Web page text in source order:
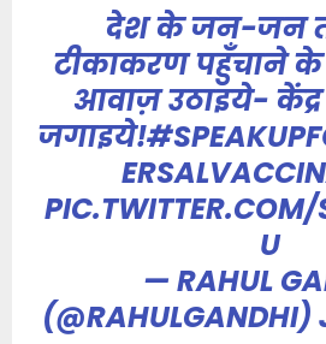
देश के जन-जन
टीकाकरण पहुँचाने
आवाज़ उठाइये-
जगाइये!
PIC.TWITTER.COM/
U
— RAHUL
(@RAHULGANDHI)